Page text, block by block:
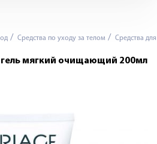
Средства по уходу за телом Средства
мягкий очищающий 200мл